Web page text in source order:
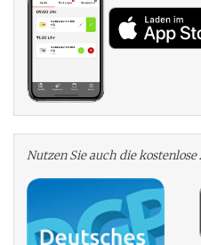
Nutzen Sie auch die